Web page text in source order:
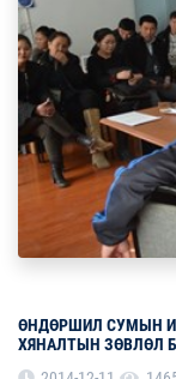
ӨНДӨРШИЛ СУМЫН
ХЯНАЛТЫН ЗӨВЛӨЛ